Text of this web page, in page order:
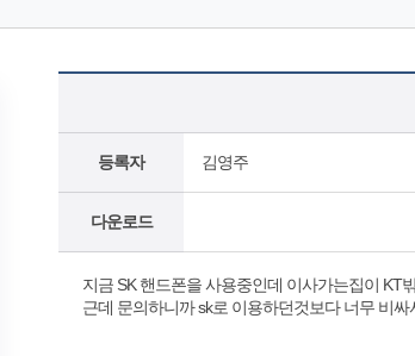
등록자 김영주
다운로드
지금 SK 핸드폰을 사용중인데 이사가는집이 KT
근데 문의하니까 sk로 이용하던것보다 너무 비